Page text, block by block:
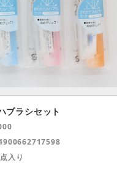
ブラシセット
入り